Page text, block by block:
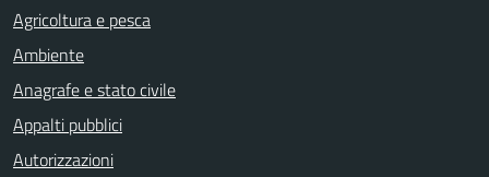
Agricoltura e pesca
Ambiente
Anagrafe e stato civile
Appalti pubblici
Autorizzazioni